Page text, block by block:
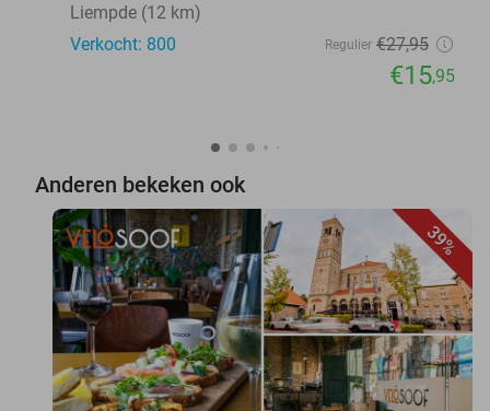
Liempde (12 km)
Verkocht: 800
Regulier €27,95
€15,95
Anderen bekeken ook
39%